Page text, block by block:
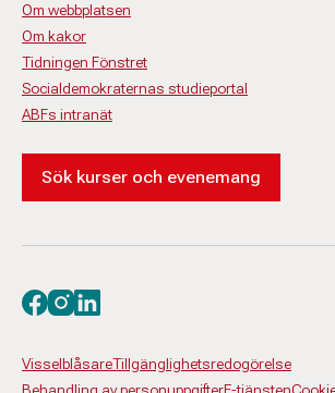
Om webbplatsen
Om kakor
Tidningen Fönstret
Socialdemokraternas studieportal
ABFs intranät
Sök kurser och evenemang
VisselblåsareTillgänglighetsredogörelse
Besök oss på facebook
Besök oss på instagram
Besök oss på linkedin